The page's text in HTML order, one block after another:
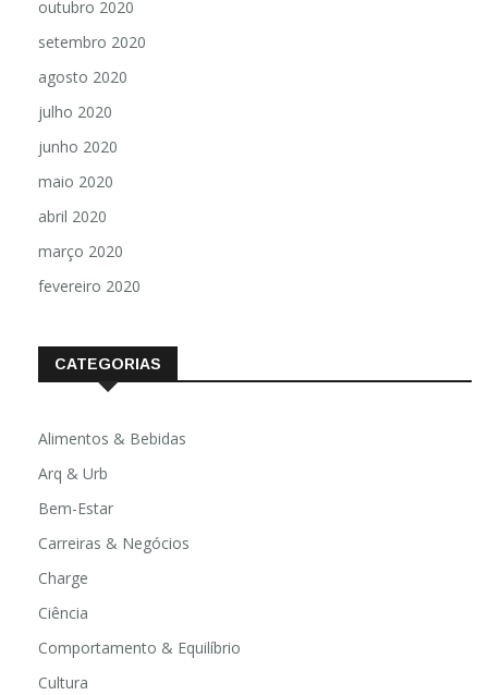
outubro 2020
setembro 2020
agosto 2020
julho 2020
junho 2020
maio 2020
abril 2020
março 2020
fevereiro 2020
CATEGORIAS
Alimentos & Bebidas
Arq & Urb
Bem-Estar
Carreiras & Negócios
Charge
Ciência
Comportamento & Equilíbrio
Cultura